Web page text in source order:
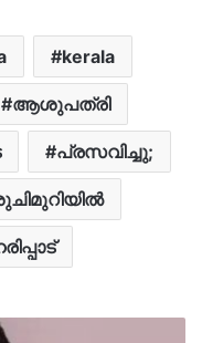
kerala
ആശുപത്രി
പ്രസവിച്ചു;